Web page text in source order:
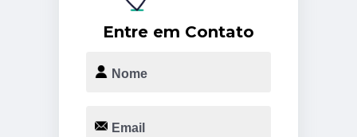
Entre em Contato